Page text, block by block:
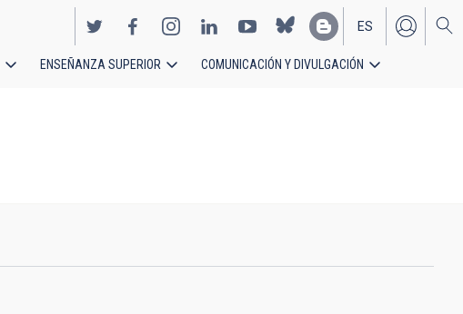
EN
ES
ENSEÑANZA SUPERIOR COMUNICACIÓN Y DIVULGACIÓN